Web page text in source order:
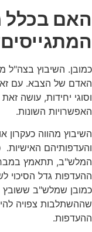
האם
כמובן. השיבוץ
האדם של הצבא. עם
וסוגי יחידות, עושה
האפשרויות השונות.
השיבוץ מהווה כעקרון
והעדפותיהם
המלש"ב, תתאמץ
ההעדפות גדל הסיכוי
כמובן שמלש"ב ששובץ
שההשתלבות צפויה
ההעדפות.